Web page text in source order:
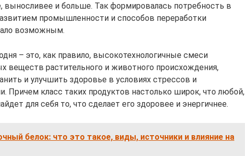
выносливее и больше. Так формировалась потребность в
промышленности и способов переработки
возможным.
– это, как правило, высокотехнологичные смеси
веществ растительного и животного происхождения,
и улучшить здоровье в условиях стрессов и
Причем класс таких продуктов настолько широк, что любой,
для себя то, что сделает его здоровее и энергичнее.
белок: что это такое, виды, источники и влияние на